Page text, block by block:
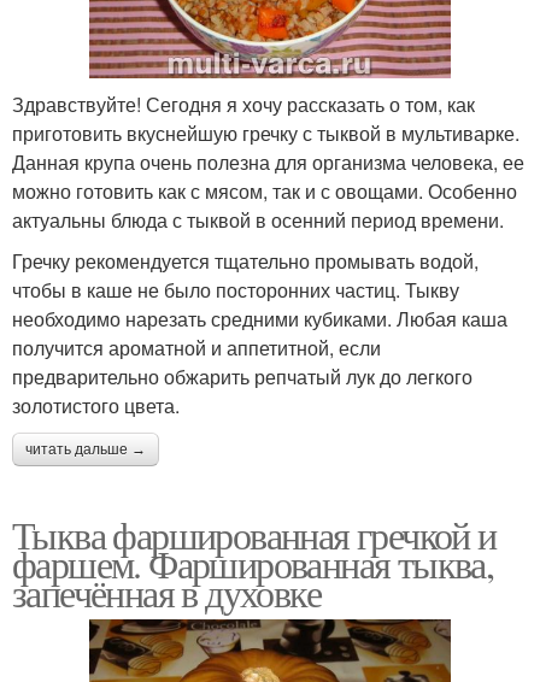
Здравствуйте! Сегодня я хочу рассказать о том, как
приготовить вкуснейшую гречку с тыквой в мультиварке.
Данная крупа очень полезна для организма человека, ее
можно готовить как с мясом, так и с овощами. Особенно
актуальны блюда с тыквой в осенний период времени.
Гречку рекомендуется тщательно промывать водой,
чтобы в каше не было посторонних частиц. Тыкву
необходимо нарезать средними кубиками. Любая каша
получится ароматной и аппетитной, если
предварительно обжарить репчатый лук до легкого
золотистого цвета.
читать дальше →
Тыква фаршированная гречкой и
фаршем. Фаршированная тыква,
запечённая в духовке